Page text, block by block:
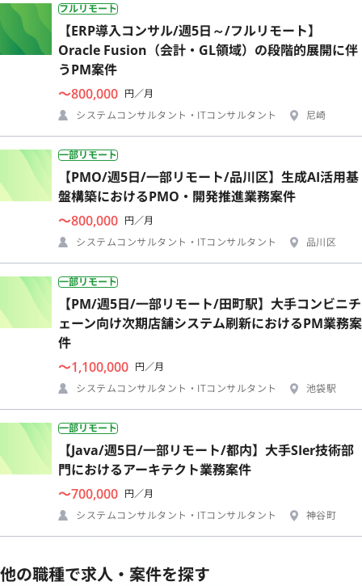
フルリモート
【ERP導入コンサル/週5日～/フルリモート】
Oracle Fusion（会計・GL領域）の段階的展開に伴
うPM案件
〜800,000 円／月
システムコンサルタント・ITコンサルタント
尼崎
一部リモート
【PMO/週5日/一部リモート/品川区】生成AI活用基
盤構築におけるPMO・開発推進業務案件
〜800,000 円／月
システムコンサルタント・ITコンサルタント
品川区
一部リモート
【PM/週5日/一部リモート/田町駅】大手コンビニチ
ェーン向け次期店舗システム刷新におけるPM業務案
件
〜1,100,000 円／月
システムコンサルタント・ITコンサルタント
池袋駅
一部リモート
【Java/週5日/一部リモート/都内】大手SIer技術部
門におけるアーキテクト業務案件
〜700,000 円／月
システムコンサルタント・ITコンサルタント
神谷町
他の職種で求人・案件を探す